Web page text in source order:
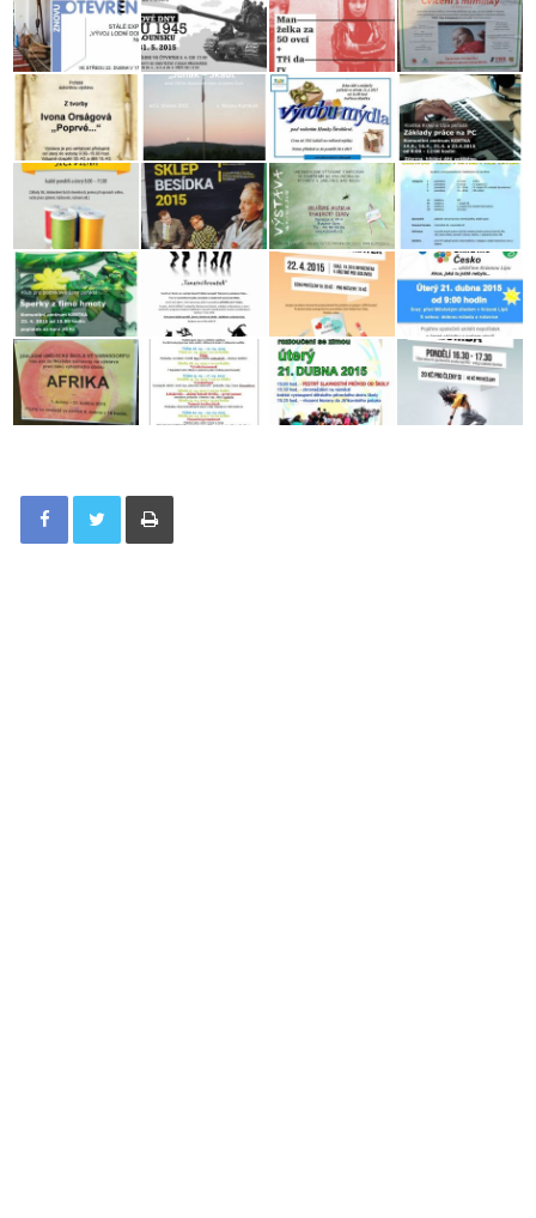
Tisknout